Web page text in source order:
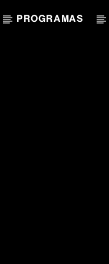
PROGRAMAS